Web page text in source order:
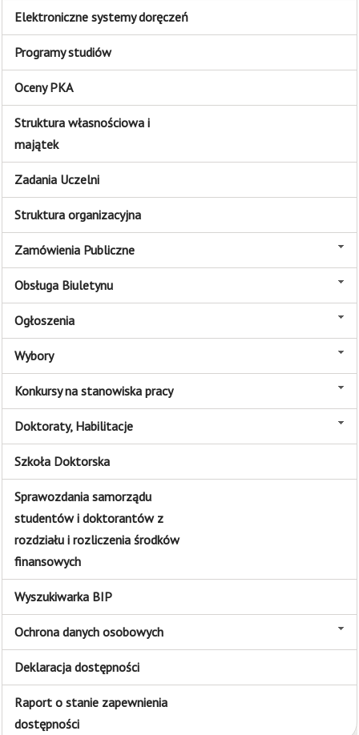
Elektroniczne systemy doręczeń
Programy studiów
Oceny PKA
Struktura własnościowa i
majątek
Zadania Uczelni
Struktura organizacyjna
Zamówienia Publiczne
Obsługa Biuletynu
Ogłoszenia
Wybory
Konkursy na stanowiska pracy
Doktoraty, Habilitacje
Szkoła Doktorska
Sprawozdania samorządu
studentów i doktorantów z
rozdziału i rozliczenia środków
finansowych
Wyszukiwarka BIP
Ochrona danych osobowych
Deklaracja dostępności
Raport o stanie zapewnienia
dostępności